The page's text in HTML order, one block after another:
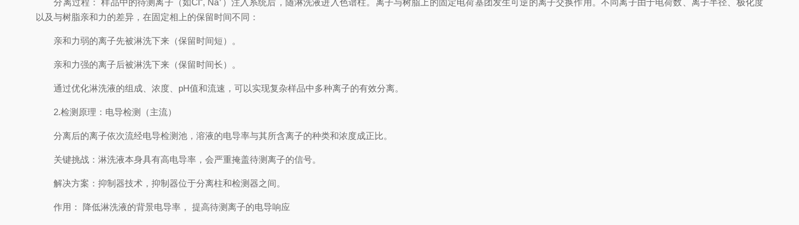
分离过程： 样品中的待测离子（如Cl⁻, Na⁺）注入系统后，随淋洗液进入色谱柱。离子与树脂上的固定电荷基团发生可逆的离子交换作用。不同离子由于电荷数、离子半径、极化度
以及与树脂亲和力的差异，在固定相上的保留时间不同：
亲和力弱的离子先被淋洗下来（保留时间短）。
亲和力强的离子后被淋洗下来（保留时间长）。
通过优化淋洗液的组成、浓度、pH值和流速，可以实现复杂样品中多种离子的有效分离。
2.检测原理：电导检测（主流）
分离后的离子依次流经电导检测池，溶液的电导率与其所含离子的种类和浓度成正比。
关键挑战：淋洗液本身具有高电导率，会严重掩盖待测离子的信号。
解决方案：抑制器技术，抑制器位于分离柱和检测器之间。
作用： 降低淋洗液的背景电导率， 提高待测离子的电导响应